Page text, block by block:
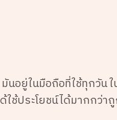
นอยู่ในมือถือที่ใช้ทุกวัน
ใช้ประโยชน์ได้มากกว่า